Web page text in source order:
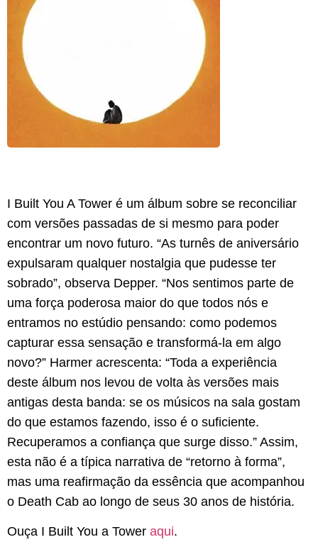
I Built You A Tower é um álbum sobre se reconciliar
com versões passadas de si mesmo para poder
encontrar um novo futuro. “As turnês de aniversário
expulsaram qualquer nostalgia que pudesse ter
sobrado”, observa Depper. “Nos sentimos parte de
uma força poderosa maior do que todos nós e
entramos no estúdio pensando: como podemos
capturar essa sensação e transformá-la em algo
novo?” Harmer acrescenta: “Toda a experiência
deste álbum nos levou de volta às versões mais
antigas desta banda: se os músicos na sala gostam
do que estamos fazendo, isso é o suficiente.
Recuperamos a confiança que surge disso.” Assim,
esta não é a típica narrativa de “retorno à forma”,
mas uma reafirmação da essência que acompanhou
o Death Cab ao longo de seus 30 anos de história.
Ouça I Built You a Tower aqui.